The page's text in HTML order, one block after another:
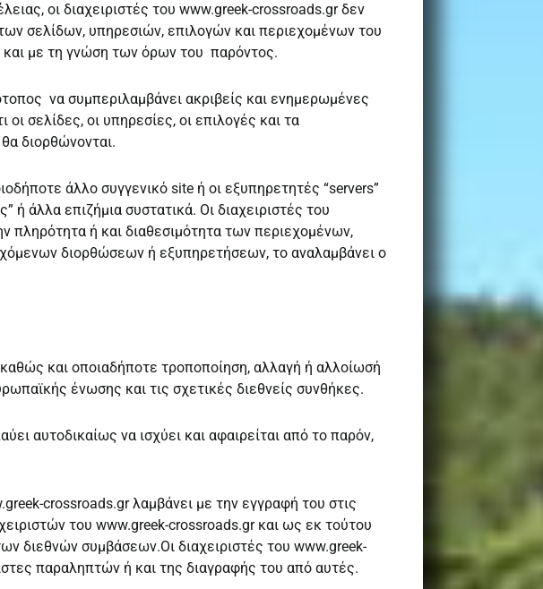
οι διαχειριστές του www.greek-crossroads.gr δεν
σελίδων, υπηρεσιών, επιλογών και περιεχομένων του
και με τη γνώση των όρων του παρόντος.
να συμπεριλαμβάνει ακριβείς και ενημερωμένες
σελίδες, οι υπηρεσίες, οι επιλογές και τα
διορθώνονται.
άλλο συγγενικό site ή οι εξυπηρετητές “servers”
άλλα επιζήμια συστατικά. Οι διαχειριστές του
πληρότητα ή και διαθεσιμότητα των περιεχομένων,
διορθώσεων ή εξυπηρετήσεων, το αναλαμβάνει ο
και οποιαδήποτε τροποποίηση, αλλαγή ή αλλοίωσή
ένωσης και τις σχετικές διεθνείς συνθήκες.
αυτοδικαίως να ισχύει και αφαιρείται από το παρόν,
crossroads.gr λαμβάνει με την εγγραφή του στις
του www.greek-crossroads.gr και ως εκ τούτου
διεθνών συμβάσεων.Οι διαχειριστές του www.greek-
παραληπτών ή και της διαγραφής του από αυτές.